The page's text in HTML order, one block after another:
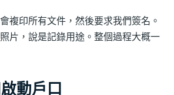
複印所有文件，然後要求我們簽名。
片，說是記錄用途。整個過程大概一
動戶口